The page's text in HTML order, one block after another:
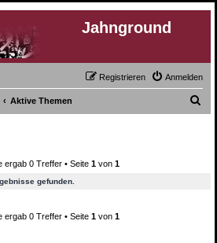
Jahnground
Anmelden
Registrieren
Aktive Themen
ergab 0 Treffer • Seite 1von 1
gefunden.
ergab 0 Treffer • Seite 1von 1